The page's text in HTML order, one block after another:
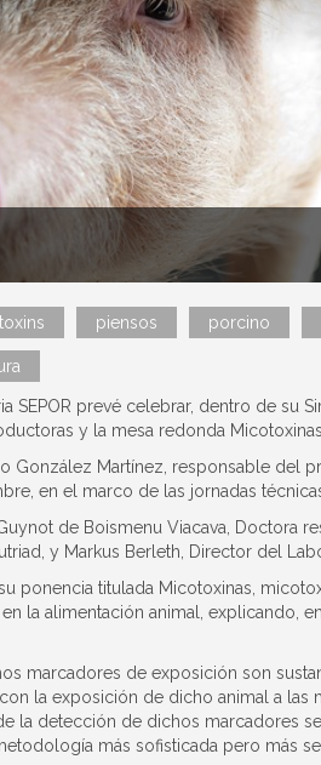
piensos porcino
SEPOR prevé celebrar, dentro de su
y la mesa redonda
González Martínez, responsable del
en el marco de las jornadas
de Boismenu Viacava, Doctora
y Markus Berleth, Director del
ponencia titulada Micotoxinas,
la alimentación animal, explicando,
marcadores de exposición son
la exposición de dicho animal a las
la detección de dichos marcadores
más sofisticada pero más